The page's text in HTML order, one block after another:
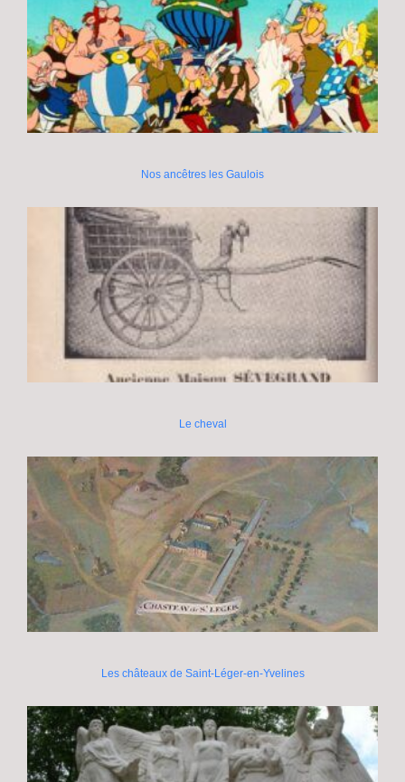
Nos ancêtres les Gaulois
Le cheval
Les châteaux de Saint-Léger-en-Yvelines